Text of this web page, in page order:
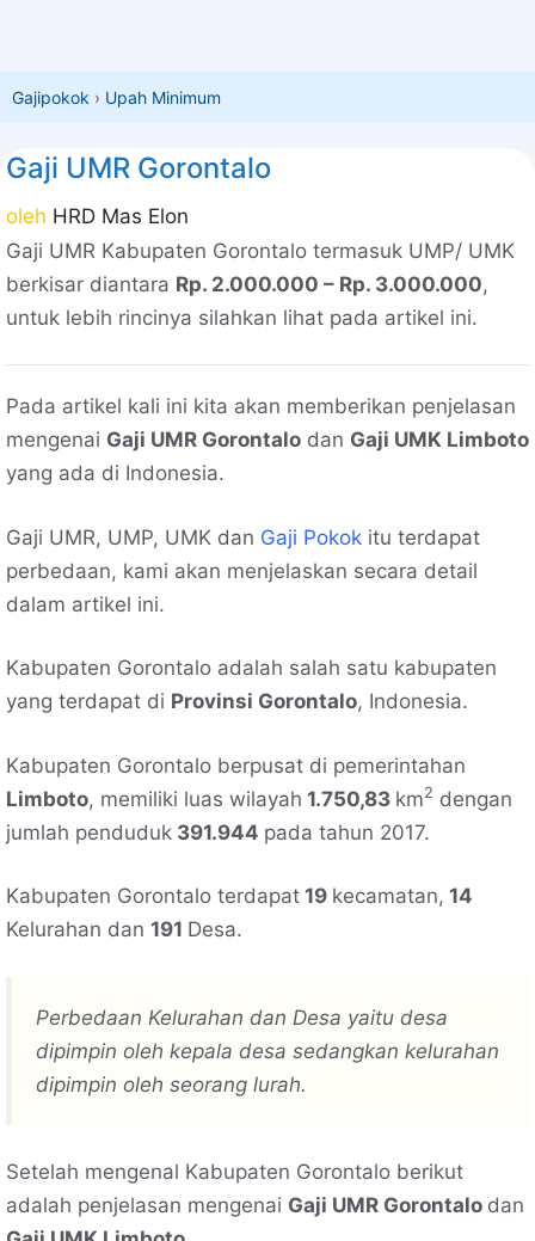
Gajipokok › Upah Minimum
Gaji UMR Gorontalo
oleh HRD Mas Elon
Gaji UMR Kabupaten Gorontalo termasuk UMP/ UMK
berkisar diantara Rp. 2.000.000 – Rp. 3.000.000,
untuk lebih rincinya silahkan lihat pada artikel ini.
Pada artikel kali ini kita akan memberikan penjelasan
mengenai Gaji UMR Gorontalo dan Gaji UMK Limboto
yang ada di Indonesia.
Gaji UMR, UMP, UMK dan Gaji Pokok itu terdapat
perbedaan, kami akan menjelaskan secara detail
dalam artikel ini.
Kabupaten Gorontalo adalah salah satu kabupaten
yang terdapat di Provinsi Gorontalo, Indonesia.
Kabupaten Gorontalo berpusat di pemerintahan
Limboto, memiliki luas wilayah 1.750,83 km2 dengan
jumlah penduduk 391.944 pada tahun 2017.
Kabupaten Gorontalo terdapat 19 kecamatan, 14
Kelurahan dan 191 Desa.
Perbedaan Kelurahan dan Desa yaitu desa
dipimpin oleh kepala desa sedangkan kelurahan
dipimpin oleh seorang lurah.
Setelah mengenal Kabupaten Gorontalo berikut
adalah penjelasan mengenai Gaji UMR Gorontalo dan